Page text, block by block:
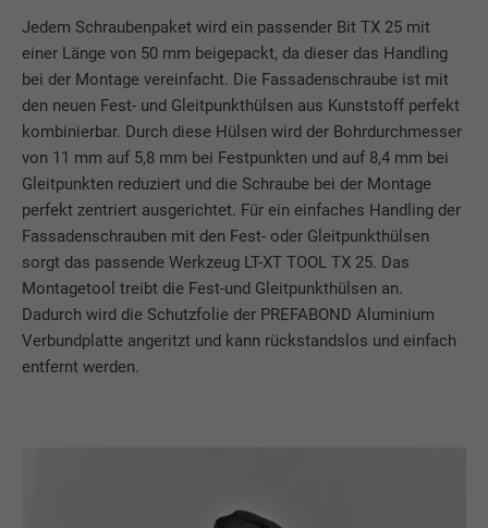
Jedem Schraubenpaket wird ein passender Bit TX 25 mit
einer Länge von 50 mm beigepackt, da dieser das Handling
bei der Montage vereinfacht. Die Fassadenschraube ist mit
den neuen Fest- und Gleitpunkthülsen aus Kunststoff perfekt
kombinierbar. Durch diese Hülsen wird der Bohrdurchmesser
von 11 mm auf 5,8 mm bei Festpunkten und auf 8,4 mm bei
Gleitpunkten reduziert und die Schraube bei der Montage
perfekt zentriert ausgerichtet. Für ein einfaches Handling der
Fassadenschrauben mit den Fest- oder Gleitpunkthülsen
sorgt das passende Werkzeug LT-XT TOOL TX 25. Das
Montagetool treibt die Fest-und Gleitpunkthülsen an.
Dadurch wird die Schutzfolie der PREFABOND Aluminium
Verbundplatte angeritzt und kann rückstandslos und einfach
entfernt werden.